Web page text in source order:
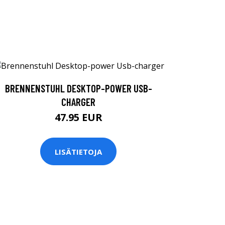
BRENNENSTUHL DESKTOP-POWER USB-
CHARGER
47.95 EUR
LISÄTIETOJA